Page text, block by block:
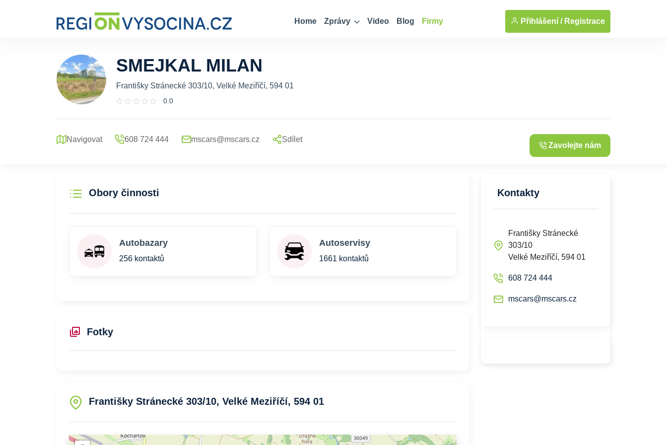
Home Zprávy Video Blog Firmy Přihlášení / Registrace
... Zobrazit fotografie
SMEJKAL MILAN
Františky Stránecké 303/10, Velké Meziříčí, 594 01
0.0
Navigovat 608 724 444 mscars@mscars.cz Sdílet
Zavolejte nám
Obory činnosti
Autobazary
256 kontaktů
Autoservisy
1661 kontaktů
Fotky
Františky Stránecké 303/10, Velké Meziříčí, 594 01
Kontakty
Františky Stránecké
303/10
Velké Meziříčí, 594 01
608 724 444
mscars@mscars.cz